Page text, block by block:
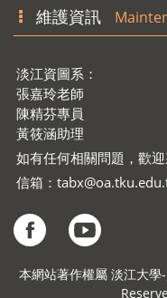
維護資訊
淡江資圖系：
張嘉玲老師
陳精芬專員
黃筱涵助理
如有任何相關問題，歡
信箱：
本網站著作權屬 淡江大